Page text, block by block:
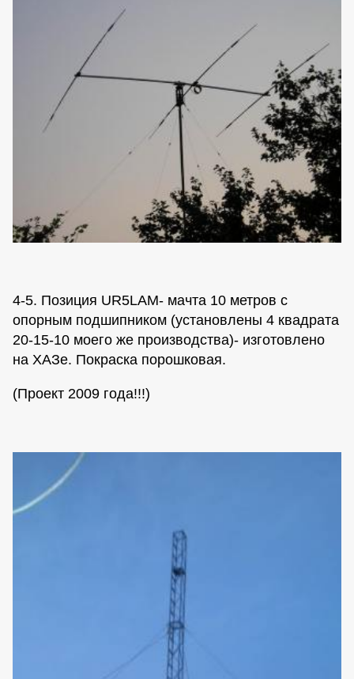
4-5. Позиция UR5LAM- мачта 10 метров с
опорным подшипником (установлены 4 квадрата
20-15-10 моего же производства)- изготовлено
на ХАЗе. Покраска порошковая.
(Проект 2009 года!!!)